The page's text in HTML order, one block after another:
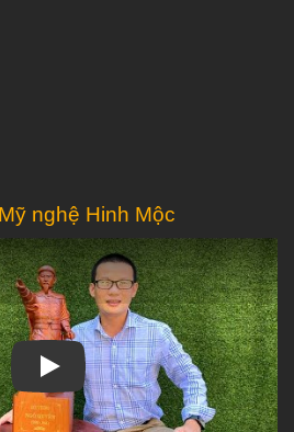
nghệ Hinh Mộc
Play